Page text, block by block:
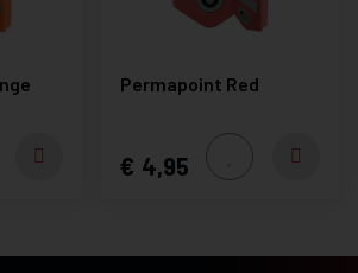
Permapoint Red
4,95